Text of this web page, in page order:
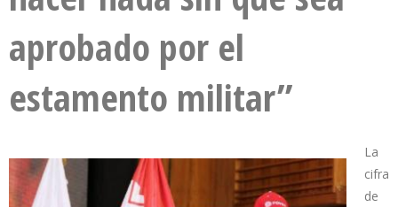
aprobado por el
estamento militar”
La
cifra
de